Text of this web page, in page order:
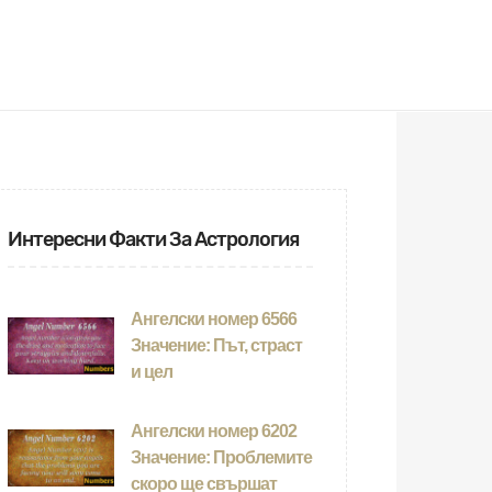
Интересни Факти За Астрология
Ангелски номер 6566
Значение: Път, страст
и цел
Ангелски номер 6202
Значение: Проблемите
скоро ще свършат